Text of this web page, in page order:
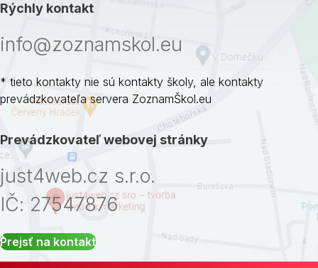
Rýchly kontakt
info@zoznamskol.eu
* tieto kontakty nie sú kontakty školy, ale kontakty
prevádzkovateľa servera ZoznamŠkol.eu
Prevádzkovateľ webovej stránky
just4web.cz s.r.o.
IČ: 27547876
Prejsť na kontakt